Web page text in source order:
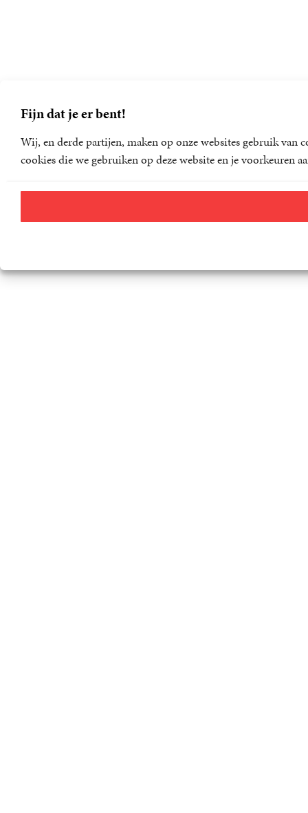
Fijn dat je er bent!
Wij, en derde partijen, maken op onze websites gebruik van
cookies die we gebruiken op deze website en je voorkeuren